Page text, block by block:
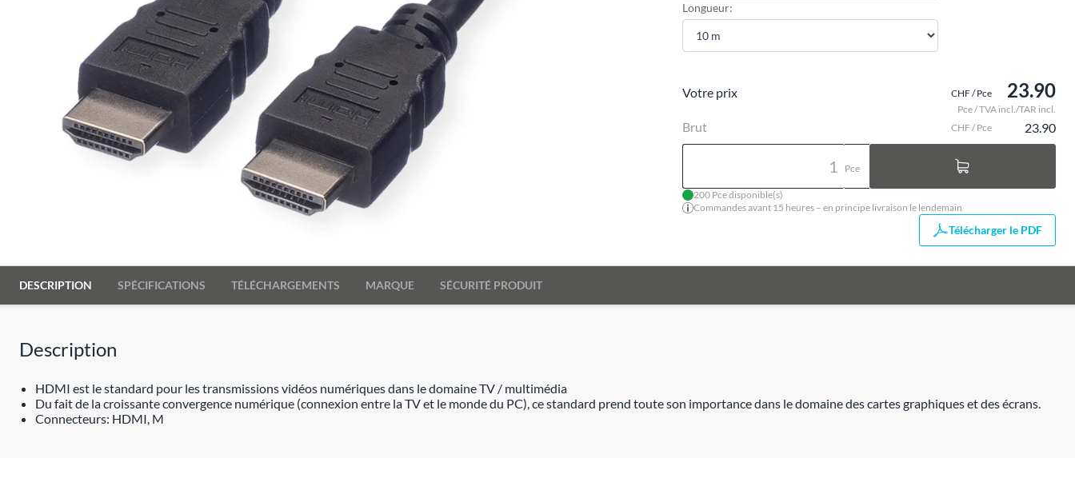
Longueur:
Votre prix CHF / Pce 23.90
Pce / TVA incl./TAR incl.
Brut CHF / Pce 23.90
Pce
200 Pce disponible(s)
Commandes avant 15 heures – en principe livraison le lendemain
Télécharger le PDF
DESCRIPTION SPÉCIFICATIONS TÉLÉCHARGEMENTS MARQUE SÉCURITÉ PRODUIT
Description
HDMI est le standard pour les transmissions vidéos numériques dans le domaine TV / multimédia
Du fait de la croissante convergence numérique (connexion entre la TV et le monde du PC), ce standard prend toute son importance dans le domaine des cartes graphiques et des écrans.
Connecteurs: HDMI, M